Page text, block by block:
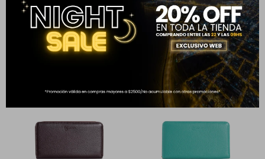
Correa larga desmontable y con ajuste.
Completá tu compra